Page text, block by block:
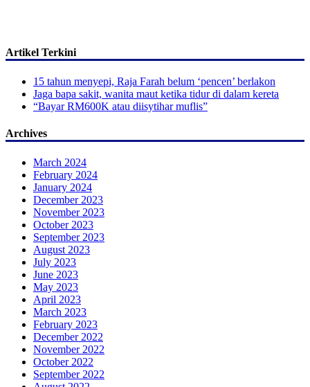
Artikel Terkini
15 tahun menyepi, Raja Farah belum ‘pencen’ berlakon
Jaga bapa sakit, wanita maut ketika tidur di dalam kereta
“Bayar RM600K atau diisytihar muflis”
Archives
March 2024
February 2024
January 2024
December 2023
November 2023
October 2023
September 2023
August 2023
July 2023
June 2023
May 2023
April 2023
March 2023
February 2023
December 2022
November 2022
October 2022
September 2022